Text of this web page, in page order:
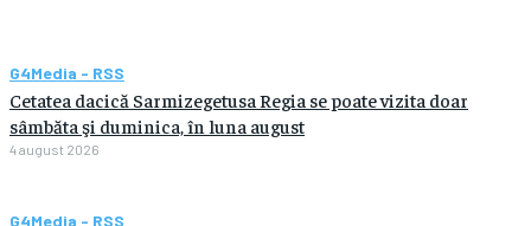
G4Media - RSS
Cetatea dacică Sarmizegetusa Regia se poate vizita doar
sâmbăta şi duminica, în luna august
4 august 2026
G4Media - RSS